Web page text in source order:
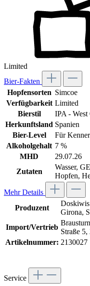
Limited
Bier-Fakten
Hopfensorten Simcoe
Verfügbarkeit Limited
Bierstil
IPA - West
Herkunftsland Spanien
Bier-Level
Für Kenner
Alkoholgehalt 7 %
MHD
29.07.26
Zutaten
Wasser,
Hopfen,
Mehr Details
Produzent
Girona,
Import/Vertrieb
Straße
Artikelnummer: 2130027
Service